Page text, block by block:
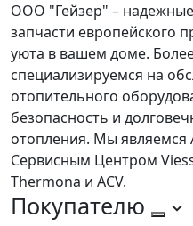
ООО "Гейзер" –
запчасти европейского
уюта в вашем доме.
специализируемся на
отопительного
безопасность и
отопления. Мы
Сервисным Центром
Thermona и ACV.
Покупателю